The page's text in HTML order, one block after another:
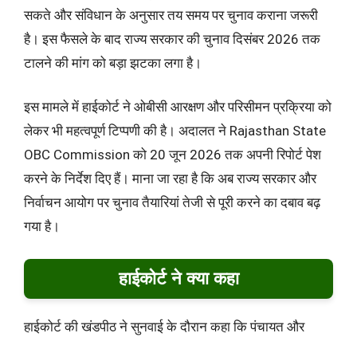
सकते और संविधान के अनुसार तय समय पर चुनाव कराना जरूरी
है। इस फैसले के बाद राज्य सरकार की चुनाव दिसंबर 2026 तक
टालने की मांग को बड़ा झटका लगा है।
इस मामले में हाईकोर्ट ने ओबीसी आरक्षण और परिसीमन प्रक्रिया को
लेकर भी महत्वपूर्ण टिप्पणी की है। अदालत ने Rajasthan State
OBC Commission को 20 जून 2026 तक अपनी रिपोर्ट पेश
करने के निर्देश दिए हैं। माना जा रहा है कि अब राज्य सरकार और
निर्वाचन आयोग पर चुनाव तैयारियां तेजी से पूरी करने का दबाव बढ़
गया है।
हाईकोर्ट ने क्या कहा
हाईकोर्ट की खंडपीठ ने सुनवाई के दौरान कहा कि पंचायत और